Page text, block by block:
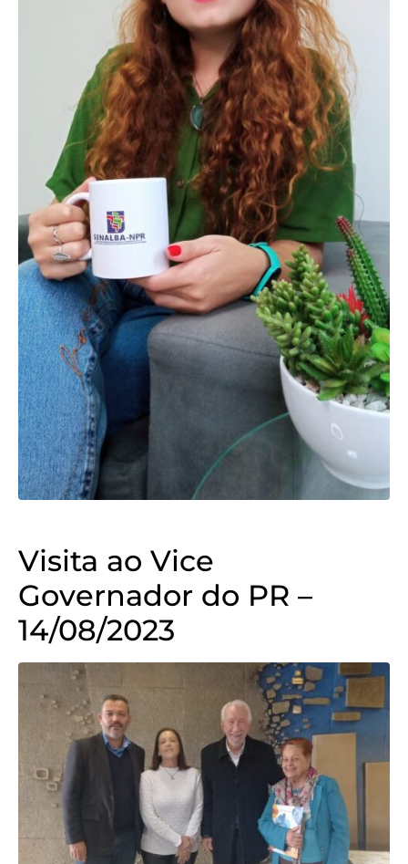
Visita ao Vice
Governador do PR –
14/08/2023